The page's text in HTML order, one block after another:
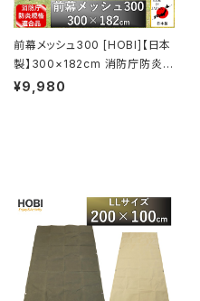
前幕メッシュ300 [HOBI]【日本
製】300×182cm 消防庁防炎規
格適合品 [無骨でタフ] 頑丈ハト
¥9,980